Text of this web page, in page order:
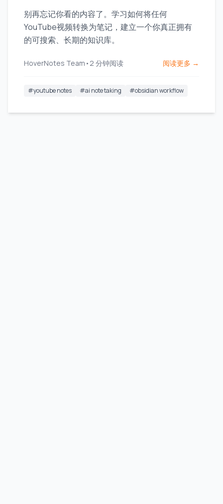
别再忘记你看的内容了。学习如何将任何
YouTube视频转换为笔记，建立一个你真正拥有
的可搜索、长期的知识库。
HoverNotes Team • 2 分钟阅读 阅读更多 →
#youtube notes #ai note taking #obsidian workflow